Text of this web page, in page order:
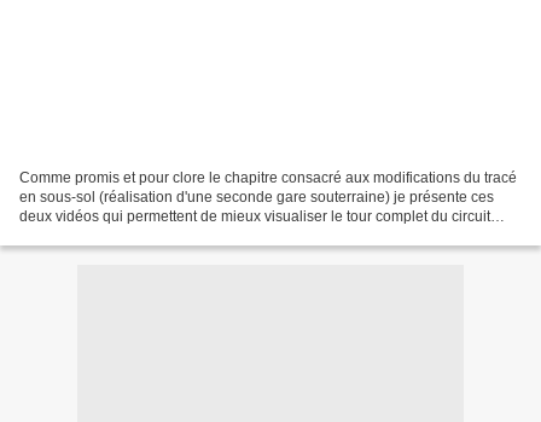
Comme promis et pour clore le chapitre consacré aux modifications du tracé
en sous-sol (réalisation d'une seconde gare souterraine) je présente ces
deux vidéos qui permettent de mieux visualiser le tour complet du circuit